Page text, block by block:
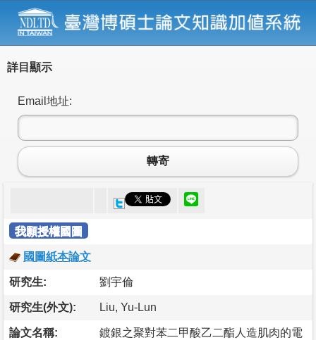
詳目顯示
Email地址:
轉寄
我願授權國圖
國圖紙本論文
研究生: 劉宇倫
研究生(外文): Liu, Yu-Lun
論文名稱:
鍍銀之聚對苯二甲酸乙二酯人造肌肉的電